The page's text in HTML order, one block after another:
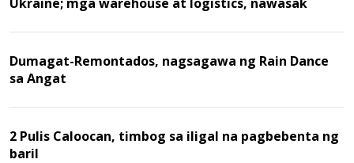
Dumagat-Remontados, nagsagawa ng Rain Dance
sa Angat
2 Pulis Caloocan, timbog sa iligal na pagbebenta ng
baril